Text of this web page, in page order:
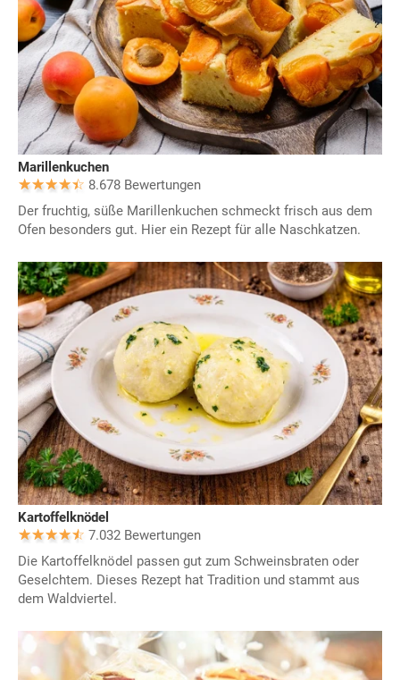
Marillenkuchen
8.678 Bewertungen
Der fruchtig, süße Marillenkuchen schmeckt frisch aus dem
Ofen besonders gut. Hier ein Rezept für alle Naschkatzen.
Kartoffelknödel
7.032 Bewertungen
Die Kartoffelknödel passen gut zum Schweinsbraten oder
Geselchtem. Dieses Rezept hat Tradition und stammt aus
dem Waldviertel.